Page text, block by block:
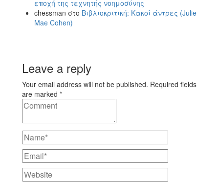
εποχή της τεχνητής νοημοσύνης
chessman στο Βιβλιοκριτική: Κακοί άντρες (Julie
Mae Cohen)
Leave a reply
Your email address will not be published. Required fields
are marked *